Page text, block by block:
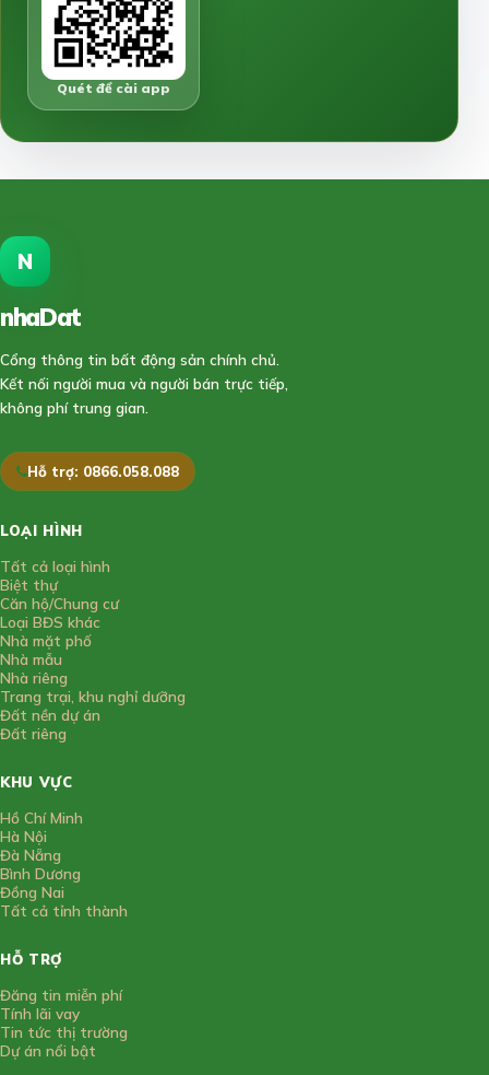
Quét để cài app
N
nhaDat
Cổng thông tin bất động sản chính chủ.
Kết nối người mua và người bán trực tiếp,
không phí trung gian.
Hỗ trợ: 0866.058.088
LOẠI HÌNH
Tất cả loại hình
Biệt thự
Căn hộ/Chung cư
Loại BĐS khác
Nhà mặt phố
Nhà mẫu
Nhà riêng
Trang trại, khu nghỉ dưỡng
Đất nền dự án
Đất riêng
KHU VỰC
Hồ Chí Minh
Hà Nội
Đà Nẵng
Bình Dương
Đồng Nai
Tất cả tỉnh thành
HỖ TRỢ
Đăng tin miễn phí
Tính lãi vay
Tin tức thị trường
Dự án nổi bật